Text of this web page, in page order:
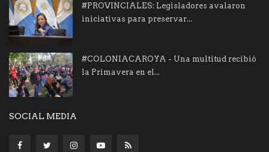
#PROVINCIALES: Legisladores avalaron
iniciativas para preservar...
#COLONIACAROYA - Una multitud recibió
la Primavera en el...
SOCIAL MEDIA